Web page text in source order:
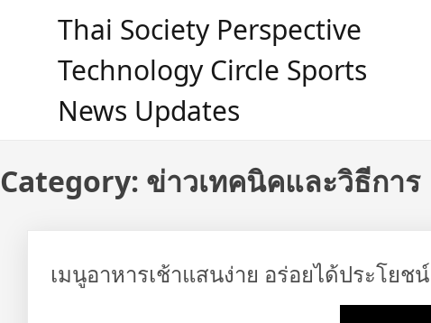
Thai Society Perspective
Technology Circle Sports
News Updates
Category: ข่าวเทคนิคและวิธีการ
เมนูอาหารเช้าแสนง่าย อร่อยได้ประโยชน์